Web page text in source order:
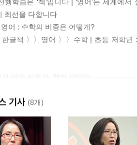
행학습은 ‘책’입니다 | ‘영어’는 세계에
최선을 다합니다
어 : 수학의 비중은 어떻게?
한글책 〉〉영어 〉〉수학 | 초등 저학
인재 키우기, 책이 답이다
커갈수록 왜 책과 멀어지는 걸까?
즐기는 아이로 키우기 위한 5단계 실천
주세요
읽을까? 책 읽기의 심화와 확장
기사 (8개)